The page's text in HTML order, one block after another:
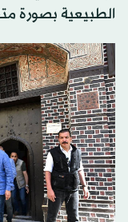
الطبيعية بصورة